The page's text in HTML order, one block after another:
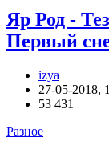
Яр Род -
Первый
izya
27-05-2018,
53 431
Разное